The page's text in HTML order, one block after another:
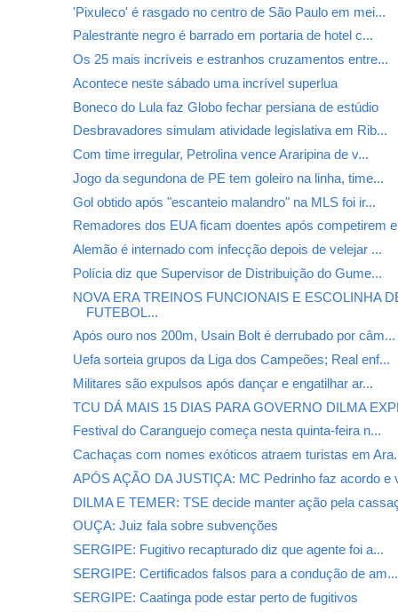
'Pixuleco' é rasgado no centro de São Paulo em mei...
Palestrante negro é barrado em portaria de hotel c...
Os 25 mais incríveis e estranhos cruzamentos entre...
Acontece neste sábado uma incrível superlua
Boneco do Lula faz Globo fechar persiana de estúdio
Desbravadores simulam atividade legislativa em Rib...
Com time irregular, Petrolina vence Araripina de v...
Jogo da segundona de PE tem goleiro na linha, time...
Gol obtido após "escanteio malandro" na MLS foi ir...
Remadores dos EUA ficam doentes após competirem
Alemão é internado com infecção depois de velejar ...
Polícia diz que Supervisor de Distribuição do Gume...
NOVA ERA TREINOS FUNCIONAIS E ESCOLINHA
FUTEBOL...
Após ouro nos 200m, Usain Bolt é derrubado por câm...
Uefa sorteia grupos da Liga dos Campeões; Real enf...
Militares são expulsos após dançar e engatilhar ar...
TCU DÁ MAIS 15 DIAS PARA GOVERNO DILMA
Festival do Caranguejo começa nesta quinta-feira n...
Cachaças com nomes exóticos atraem turistas em
APÓS AÇÃO DA JUSTIÇA: MC Pedrinho faz acordo e
DILMA E TEMER: TSE decide manter ação pela
OUÇA: Juiz fala sobre subvenções
SERGIPE: Fugitivo recapturado diz que agente foi a...
SERGIPE: Certificados falsos para a condução de am...
SERGIPE: Caatinga pode estar perto de fugitivos